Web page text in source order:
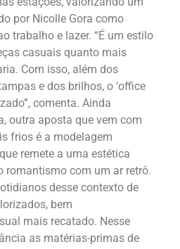
por Nicolle Gora como
trabalho e lazer. “É um estilo
casuais quanto mais
Com isso, além dos
e dos brilhos, o ‘office
comenta. Ainda
outra aposta que vem com
frios é a modelagem
remete a uma estética
romantismo com um ar retrô.
desse contexto de
bem
mais recatado. Nesse
as matérias-primas de